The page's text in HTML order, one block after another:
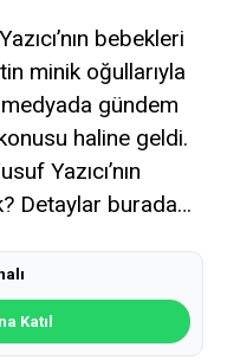
bebekleri
minik oğullarıyla
gündem
haline geldi.
Yazıcı’nın
Detaylar burada…
Katıl